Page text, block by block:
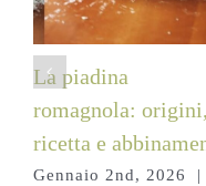
La piadina
romagnola: origini,
ricetta e
Gennaio 2nd, 2026 |